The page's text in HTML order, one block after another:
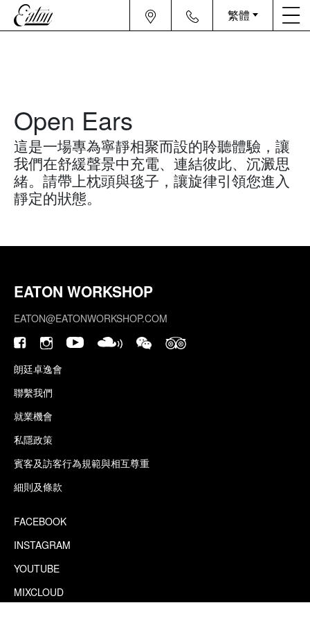
繁體
Open Ears
這是一場專為寧靜相聚而設的聆聽體驗，讓
我們在舒緩聲景中充電、連結彼此、沉澱思
緒。請帶上枕頭與毯子，讓旋律引領您進入
靜定的狀態。
EATON WORKSHOP
EATON@EATONWORKSHOP.COM
朗廷卓逸會
聯繫我們
就業機會
私隱政策
賓客及訪客行為規範與相互尊重
細則及條款
FACEBOOK
INSTAGRAM
YOUTUBE
MIXCLOUD